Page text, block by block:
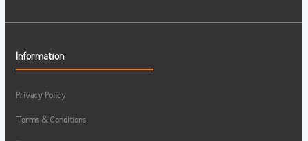
Information
Privacy Policy
Terms & Conditions